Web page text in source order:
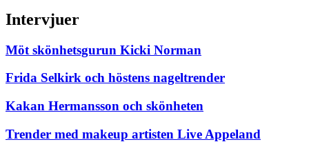
Intervjuer
Möt skönhetsgurun Kicki Norman
Frida Selkirk och höstens nageltrender
Kakan Hermansson och skönheten
Trender med makeup artisten Live Appeland